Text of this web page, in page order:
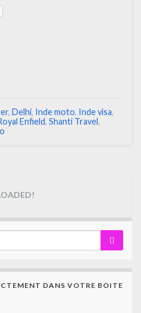
, Delhi, Inde moto, Inde visa,
Enfield, Shanti Travel,
DANS VOTRE BOITE